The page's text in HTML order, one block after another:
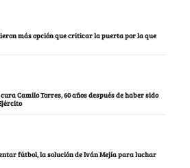
más opción que criticar la puerta por la que
Camilo Torres, 60 años después de haber sido
fútbol, la solución de Iván Mejía para luchar